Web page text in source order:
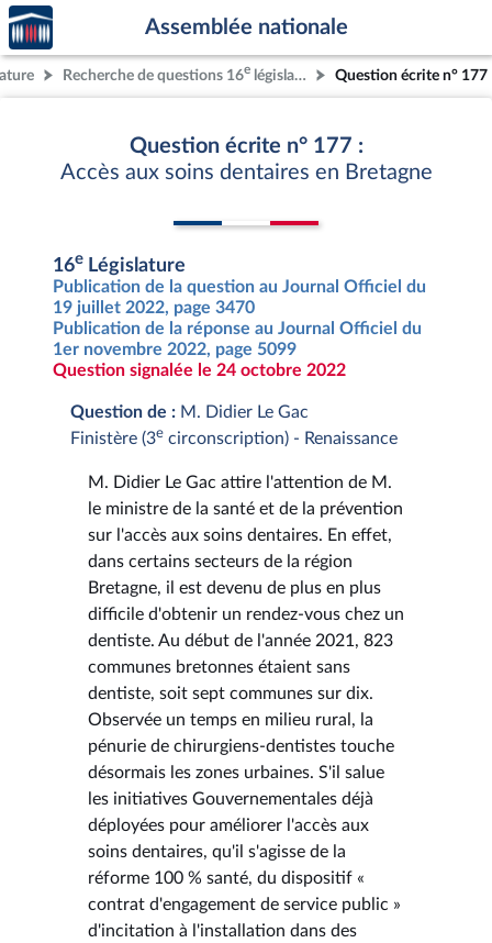
Aller au contenu
Aller en bas de la page
Accèder
à la
page
d'accueil
Assemblée nationale
Recherche de questions 16e législature Question écrite n° 177
Question écrite n° 177 :
Accès aux soins dentaires en Bretagne
16e Législature
Publication de la question au Journal Officiel du
19 juillet 2022, page 3470
Publication de la réponse au Journal Officiel du
1er novembre 2022, page 5099
Question signalée le 24 octobre 2022
Question de : M. Didier Le Gac
Finistère (3e circonscription) - Renaissance
M. Didier Le Gac attire l'attention de M.
le ministre de la santé et de la prévention
sur l'accès aux soins dentaires. En effet,
dans certains secteurs de la région
Bretagne, il est devenu de plus en plus
difficile d'obtenir un rendez-vous chez un
dentiste. Au début de l'année 2021, 823
communes bretonnes étaient sans
dentiste, soit sept communes sur dix.
Observée un temps en milieu rural, la
pénurie de chirurgiens-dentistes touche
désormais les zones urbaines. S'il salue
les initiatives Gouvernementales déjà
déployées pour améliorer l'accès aux
soins dentaires, qu'il s'agisse de la
réforme 100 % santé, du dispositif «
contrat d'engagement de service public »
d'incitation à l'installation dans des